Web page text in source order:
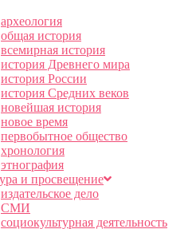
археология
общая история
всемирная история
история Древнего мира
история России
история Средних веков
новейшая история
новое время
первобытное общество
хронология
этнография
и просвещение
издательское дело
СМИ
социокультурная деятельность